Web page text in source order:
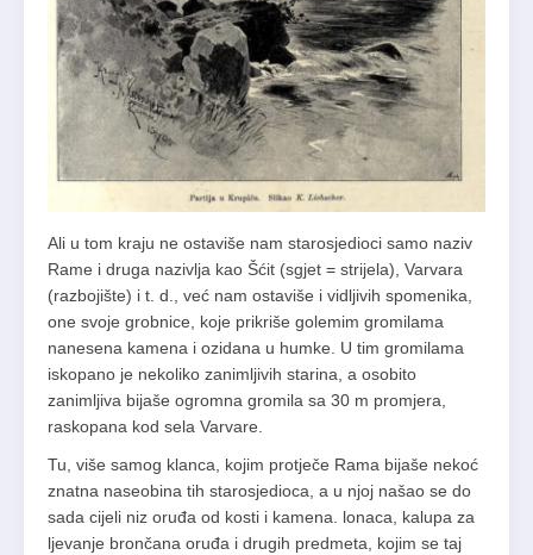
Ali u tom kraju ne ostaviše nam starosjedioci samo naziv
Rame i druga nazivlja kao Šćit (sgjet = strijela), Varvara
(razbojište) i t. d., već nam ostaviše i vidljivih spomenika,
one svoje grobnice, koje prikriše golemim gromilama
nanesena kamena i ozidana u humke. U tim gromilama
iskopano je nekoliko zanimljivih starina, a osobito
zanimljiva bijaše ogromna gromila sa 30 m promjera,
raskopana kod sela Varvare.
Tu, više samog klanca, kojim protječe Rama bijaše nekoć
znatna naseobina tih starosjedioca, a u njoj našao se do
sada cijeli niz oruđa od kosti i kamena. lonaca, kalupa za
ljevanje brončana oruđa i drugih predmeta, kojim se taj